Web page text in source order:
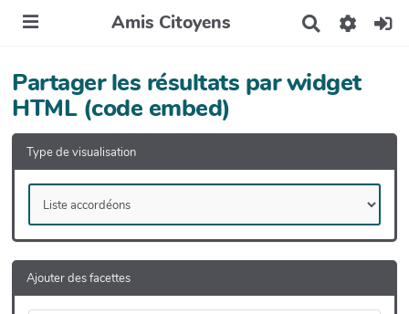
Amis Citoyens
h
e
Partager les résultats par widget
HTML (code embed)
Type de visualisation
Ajouter des facettes